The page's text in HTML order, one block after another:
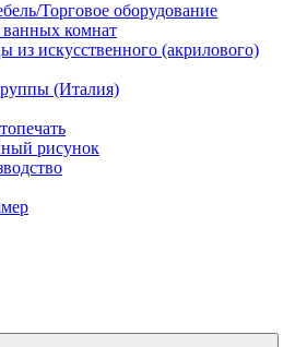
Торговое оборудование
комнат
из искусственного (акрилового)
(Италия)
рисунок